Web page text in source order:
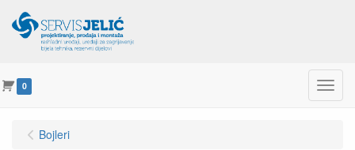
0 Menu
Bojleri